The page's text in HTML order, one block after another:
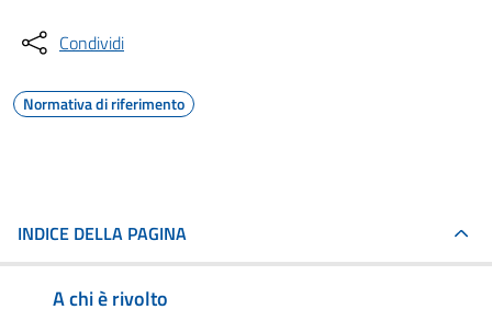
Condividi
Normativa di riferimento
INDICE DELLA PAGINA
A chi è rivolto